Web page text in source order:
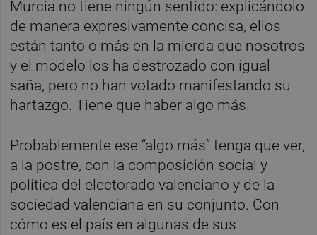
Murcia no tiene ningún sentido: explicándolo
de manera expresivamente concisa, ellos
están tanto o más en la mierda que nosotros
y el modelo los ha destrozado con igual
saña, pero no han votado manifestando su
hartazgo. Tiene que haber algo más.
Probablemente ese “algo más” tenga que ver,
a la postre, con la composición social y
política del electorado valenciano y de la
sociedad valenciana en su conjunto. Con
cómo es el país en algunas de sus